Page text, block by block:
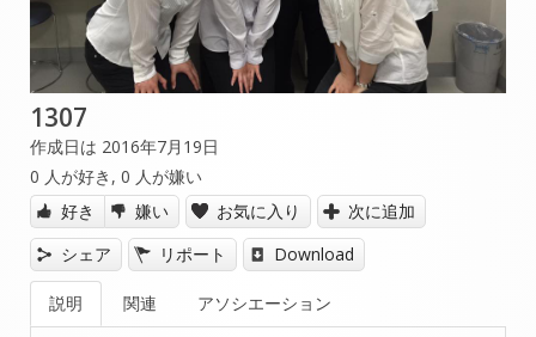
1307
作成日は 2016年7月19日
0 人が好き, 0 人が嫌い
好き
嫌い お気に入り
次に追加
シェア
リポート Download
説明 関連 アソシエーション